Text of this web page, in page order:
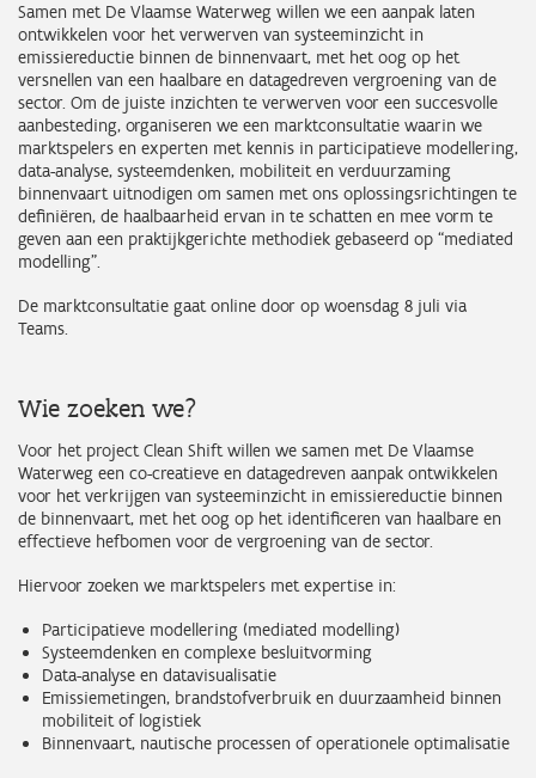
Samen met De Vlaamse Waterweg willen we een aanpak laten
ontwikkelen voor het verwerven van systeeminzicht in
emissiereductie binnen de binnenvaart, met het oog op het
versnellen van een haalbare en datagedreven vergroening van de
sector. Om de juiste inzichten te verwerven voor een succesvolle
aanbesteding, organiseren we een marktconsultatie waarin we
marktspelers en experten met kennis in participatieve modellering,
data-analyse, systeemdenken, mobiliteit en verduurzaming
binnenvaart uitnodigen om samen met ons oplossingsrichtingen te
definiëren, de haalbaarheid ervan in te schatten en mee vorm te
geven aan een praktijkgerichte methodiek gebaseerd op “mediated
modelling”.
De marktconsultatie gaat online door op woensdag 8 juli via
Teams.
Wie zoeken we?
Voor het project Clean Shift willen we samen met De Vlaamse
Waterweg een co-creatieve en datagedreven aanpak ontwikkelen
voor het verkrijgen van systeeminzicht in emissiereductie binnen
de binnenvaart, met het oog op het identificeren van haalbare en
effectieve hefbomen voor de vergroening van de sector.
Hiervoor zoeken we marktspelers met expertise in:
Participatieve modellering (mediated modelling)
Systeemdenken en complexe besluitvorming
Data-analyse en datavisualisatie
Emissiemetingen, brandstofverbruik en duurzaamheid binnen
mobiliteit of logistiek
Binnenvaart, nautische processen of operationele optimalisatie